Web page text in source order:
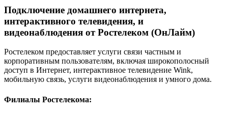
Подключение домашнего интернета,
интерактивного телевидения, и
видеонаблюдения от Ростелеком (ОнЛайм)
Ростелеком предоставляет услуги связи частным и
корпоративным пользователям, включая широкополосный
доступ в Интернет, интерактивное телевидение Wink,
мобильную связь, услуги видеонаблюдения и умного дома.
Филиалы Ростелекома: